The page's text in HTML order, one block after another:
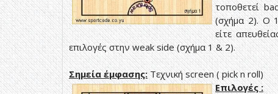
τοποθετεί
(σχήμα 2). Ο
είτε
επιλογές στην weak side (σχήμα1 &2).
Σημεία έμφασης: Τεχνική screen( pick n roll)
Επιλογές :